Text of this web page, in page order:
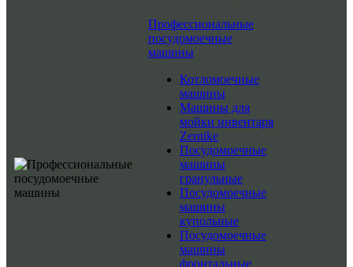
Профессиональные
посудомоечные
машины
Котломоечные
машины
Машины для
мойки инвентаря
Zernike
Посудомоечные
машины
гранульные
Посудомоечные
машины
купольные
Посудомоечные
машины
фронтальные